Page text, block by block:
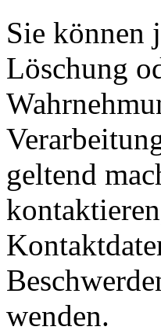
Sie können
Löschung
geltend
wenden.